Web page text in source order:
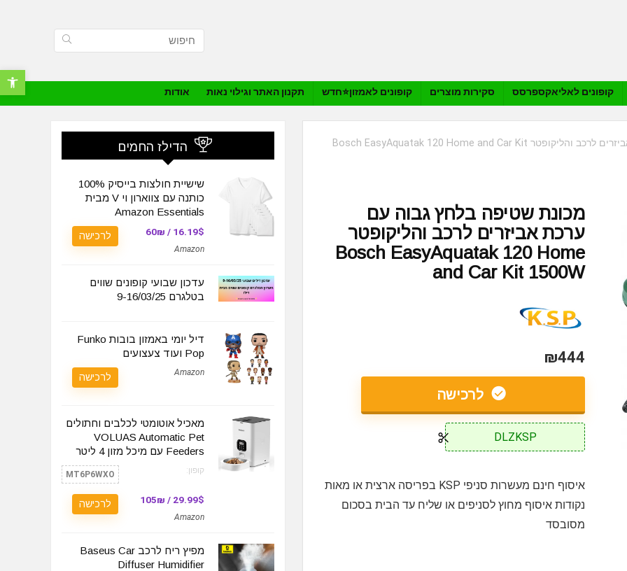
פתח
קופונים לאליאקספרסס סקירות מוצרים קופונים לאמזון⭐️חדש תקנון האתר וגילוי נאות אודות
מכונת שטיפה בלחץ גבוה עם ערכת אביזרים לרכב והליקופטר Bosch EasyAquatak 120 Home and Car Kit
מכונת שטיפה בלחץ גבוה עם
ערכת אביזרים לרכב והליקופטר
Bosch EasyAquatak 120 Home
and Car Kit 1500W
₪444
לרכישה
DLZKSP
איסוף חינם מעשרות סניפי KSP בפריסה ארצית או מאות
נקודות איסוף מחוץ לסניפים או שליח עד הבית בסכום
מסובסד
הדילז החמים
שישיית חולצות בייסיק 100%
כותנה עם צווארון וי V מבית
Amazon Essentials
16.19$ / 60₪
Amazon
לרכישה
עדכון שבועי קופונים שווים
בטלגרם 9-16/03/25
דיל יומי באמזון בובות Funko
Pop ועוד צעצועים
Amazon לרכישה
מאכיל אוטומטי לכלבים וחתולים
VOLUAS Automatic Pet
Feeders עם מיכל מזון 4 ליטר
קופון: MT6P6WXO
29.99$ / 105₪
Amazon
לרכישה
מפיץ ריח לרכב Baseus Car
Diffuser Humidifier